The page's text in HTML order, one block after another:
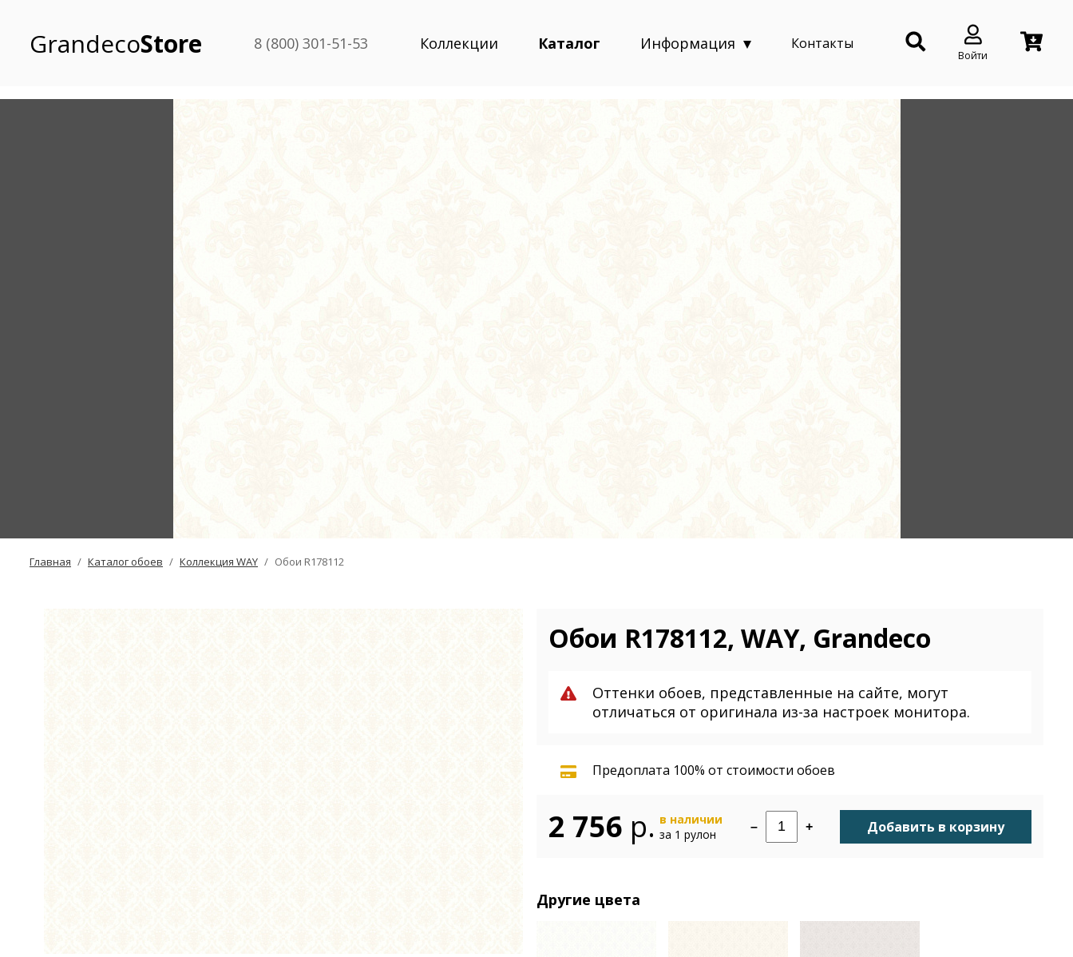
GrandecoStore 8 (800) 301-51-53 Коллекции Каталог Информация Контакты
Войти
Главная Каталог обоев Коллекция WAY Обои R178112
Обои R178112, WAY, Grandeco
Оттенки обоев, представленные на сайте, могут
отличаться от оригинала из-за настроек монитора.
Предоплата 100% от стоимости обоев
2 756 р. в наличии
за 1 рулон
– + Добавить в корзину
Другие цвета